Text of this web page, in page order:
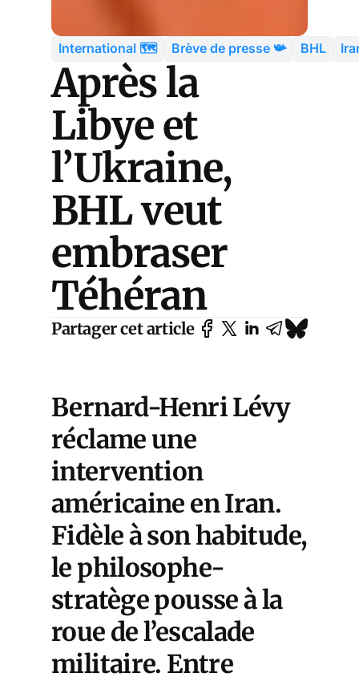
International 🗺️ Brève de presse 📯 BHL
Après la
Libye et
l’Ukraine,
BHL veut
embraser
Téhéran
Partager cet article
Bernard-Henri Lévy
réclame une
intervention
américaine en Iran.
Fidèle à son habitude,
le philosophe-
stratège pousse à la
roue de l’escalade
militaire. Entre